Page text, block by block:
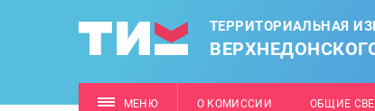
ТЕРРИТОРИАЛЬНАЯ
МЕНЮ О КОМИССИИ ОБЩИЕ